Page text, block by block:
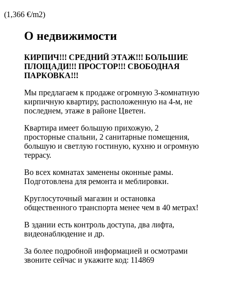
(1,366 €/m2)
О недвижимости
КИРПИЧ!!! СРЕДНИЙ ЭТАЖ!!! БОЛЬШИЕ
ПЛОЩАДИ!!! ПРОСТОР!!! СВОБОДНАЯ
ПАРКОВКА!!!
Мы предлагаем к продаже огромную 3-комнатную
кирпичную квартиру, расположенную на 4-м, не
последнем, этаже в районе Цветен.
Квартира имеет большую прихожую, 2
просторные спальни, 2 санитарные помещения,
большую и светлую гостиную, кухню и огромную
террасу.
Во всех комнатах заменены оконные рамы.
Подготовлена для ремонта и меблировки.
Круглосуточный магазин и остановка
общественного транспорта менее чем в 40 метрах!
В здании есть контроль доступа, два лифта,
видеонаблюдение и др.
За более подробной информацией и осмотрами
звоните сейчас и укажите код: 114869